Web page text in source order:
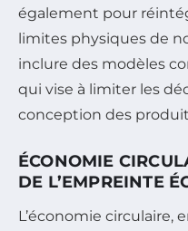
également pour
limites physiques de
inclure des modèles
qui vise à limiter les
conception des
ÉCONOMIE
DE L’EMPREINTE
L’économie circulaire,